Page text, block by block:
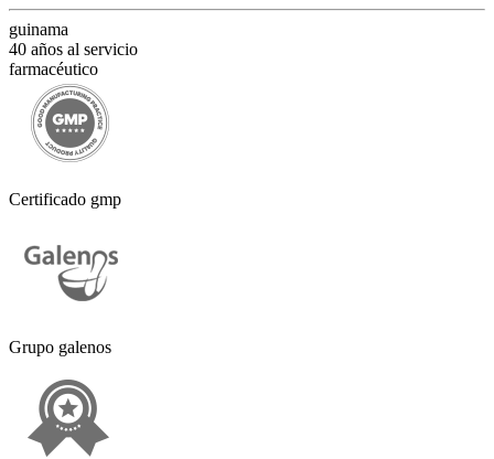
guinama
40 años al servicio
farmacéutico
Certificado gmp
Grupo galenos